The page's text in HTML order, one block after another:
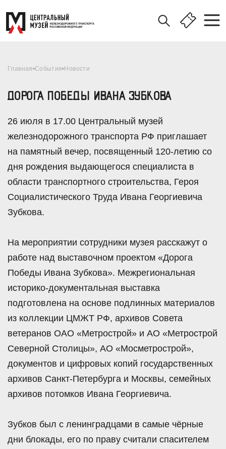
Главная События Новости
ДОРОГА ПОБЕДЫ ИВАНА ЗУБКОВА
26 июля в 17.00 Центральный музей
железнодорожного транспорта РФ приглашает
на памятный вечер, посвященный 120-летию со
дня рождения выдающегося специалиста в
области транспортного строительства, Героя
Социалистического Труда Ивана Георгиевича
Зубкова.
На мероприятии сотрудники музея расскажут о
работе над выставочном проектом «Дорога
Победы Ивана Зубкова». Межрегиональная
историко-документальная выставка
подготовлена на основе подлинных материалов
из коллекции ЦМЖТ РФ, архивов Совета
ветеранов ОАО «Метрострой» и АО «Метрострой
Северной Столицы», АО «Мосметрострой»,
документов и цифровых копий государственных
архивов Санкт-Петербурга и Москвы, семейных
архивов потомков Ивана Георгиевича.
Зубков был с ленинградцами в самые чёрные
дни блокады, его по праву считали спасителем